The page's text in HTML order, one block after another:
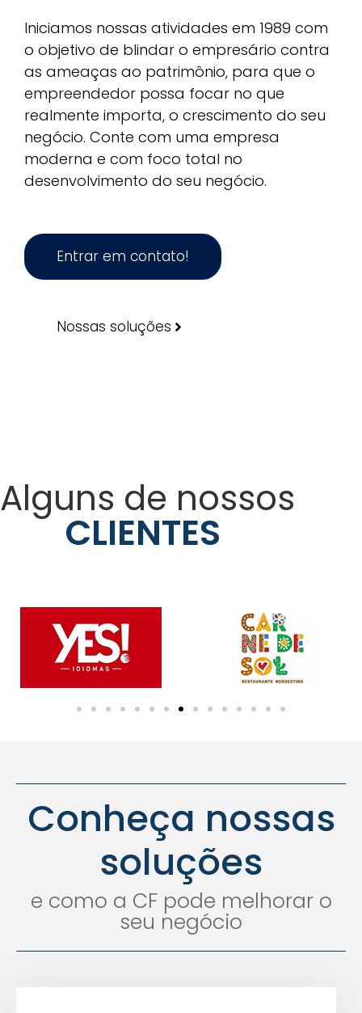
Iniciamos nossas atividades em 1989 com
o objetivo de blindar o empresário contra
as ameaças ao patrimônio, para que o
empreendedor possa focar no que
realmente importa, o crescimento do seu
negócio. Conte com uma empresa
moderna e com foco total no
desenvolvimento do seu negócio.
Entrar em contato!
Nossas soluções
Alguns de nossos
CLIENTES
Conheça nossas
soluções
e como a CF pode melhorar o
seu negócio